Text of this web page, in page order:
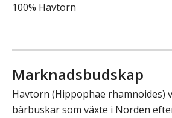
100% Havtorn
Marknadsbudskap
Havtorn (Hippophae rhamnoides)
bärbuskar som växte i Norden